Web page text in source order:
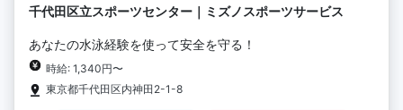
千代田区立スポーツセンター｜ミズノスポーツサービス
あなたの水泳経験を使って安全を守る！
時給: 1,340円〜
東京都千代田区内神田2-1-8